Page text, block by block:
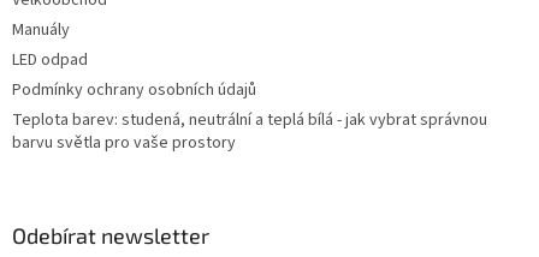
Manuály
LED odpad
Podmínky ochrany osobních údajů
Teplota barev: studená, neutrální a teplá bílá - jak vybrat správnou
barvu světla pro vaše prostory
Odebírat newsletter